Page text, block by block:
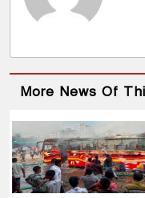
More News Of